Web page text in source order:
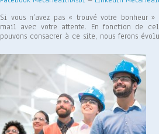
Si vous n’avez pas « trouvé votre bonheur
mail avec votre attente. En fonction de
pouvons consacrer à ce site, nous ferons